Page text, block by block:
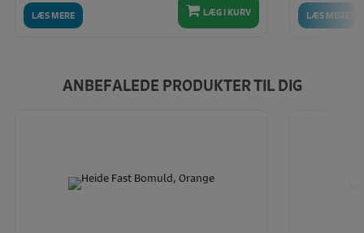
LÆS MERE LÆG I KURV LÆS MERE
ANBEFALEDE PRODUKTER TIL DIG